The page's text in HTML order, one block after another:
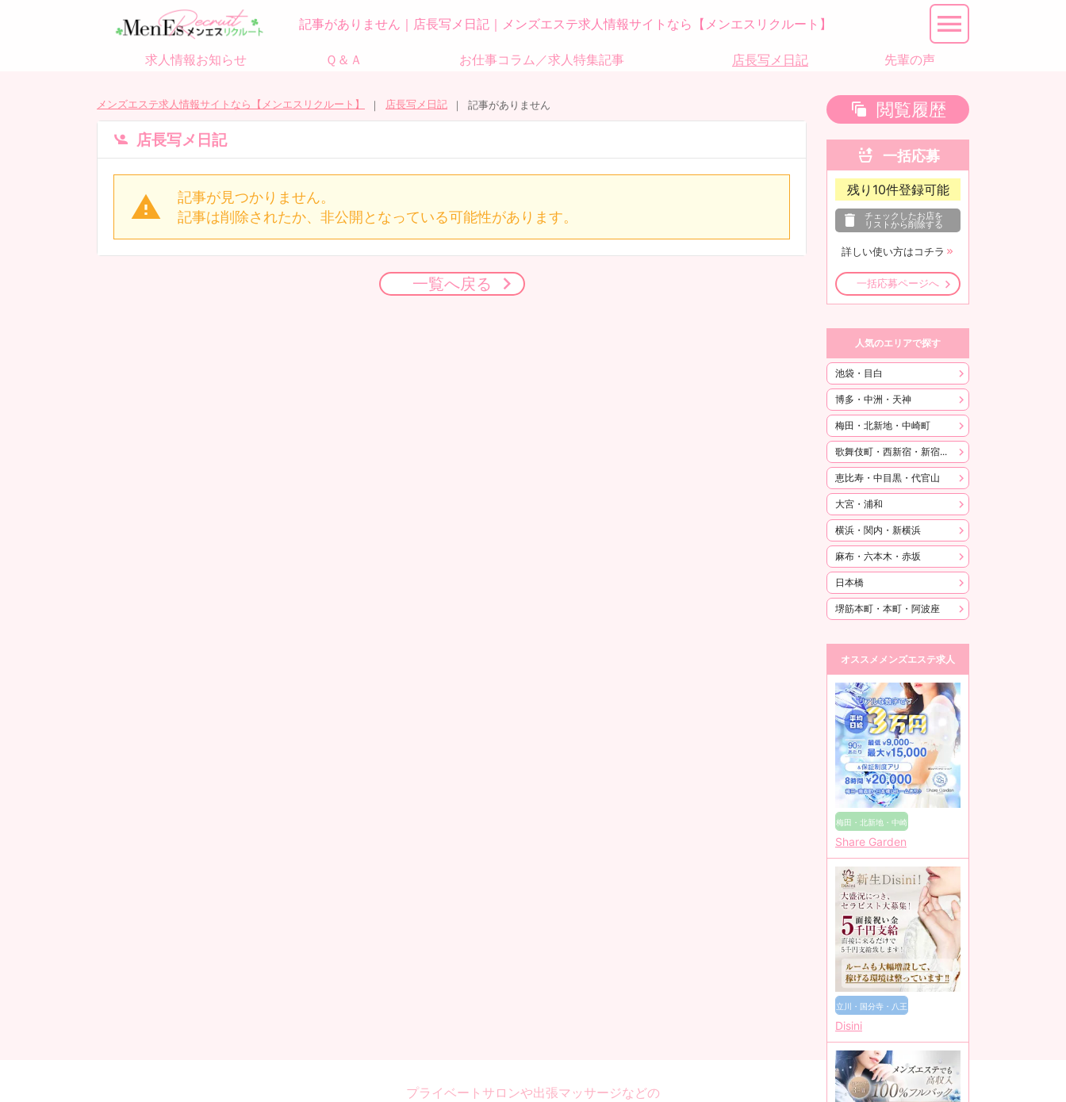
記事がありません｜店長写メ日記｜メンズエステ求人情報サイトなら【メンエスリクルート】
求人情報お知らせ Ｑ＆Ａ お仕事コラム／求人特集記事 店長写メ日記 先輩の声
メンズエステ求人情報サイトなら【メンエスリクルート】 店長写メ日記 記事がありません
店長写メ日記
記事が見つかりません。
記事は削除されたか、非公開となっている可能性があります。
一覧へ戻る
閲覧履歴
一括応募
残り 10件登録可能
チェックしたお店を
リストから削除する
詳しい使い方はコチラ
一括応募ページへ
人気のエリアで探す
池袋・目白
博多・中洲・天神
梅田・北新地・中崎町
歌舞伎町・西新宿・新宿御苑
恵比寿・中目黒・代官山
大宮・浦和
横浜・関内・新横浜
麻布・六本木・赤坂
日本橋
堺筋本町・本町・阿波座
オススメメンズエステ求人
梅田・北新地・中崎
町
Share Garden
立川・国分寺・八王
Disini
プライベートサロンや出張マッサージなどの